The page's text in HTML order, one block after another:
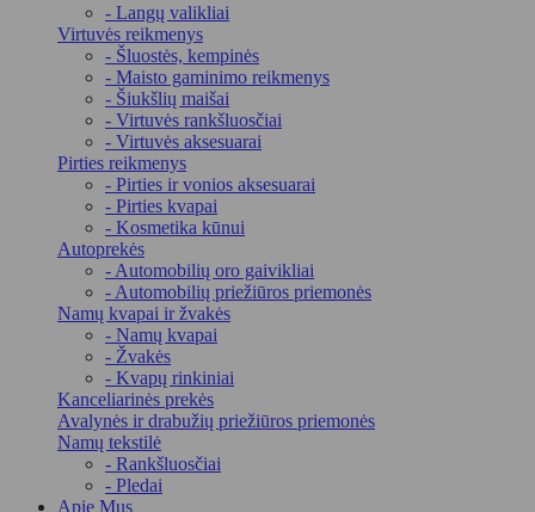
- Langų valikliai
Virtuvės reikmenys
- Šluostės, kempinės
- Maisto gaminimo reikmenys
- Šiukšlių maišai
- Virtuvės rankšluosčiai
- Virtuvės aksesuarai
Pirties reikmenys
- Pirties ir vonios aksesuarai
- Pirties kvapai
- Kosmetika kūnui
Autoprekės
- Automobilių oro gaivikliai
- Automobilių priežiūros priemonės
Namų kvapai ir žvakės
- Namų kvapai
- Žvakės
- Kvapų rinkiniai
Kanceliarinės prekės
Avalynės ir drabužių priežiūros priemonės
Namų tekstilė
- Rankšluosčiai
- Pledai
Apie Mus